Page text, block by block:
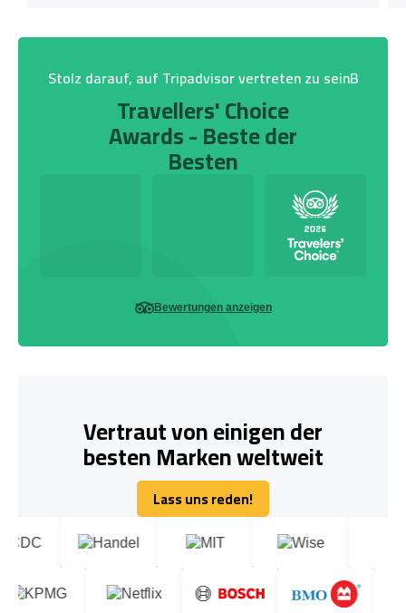
Stolz darauf, auf Tripadvisor vertreten zu seinB
Travellers' Choice
Awards - Beste der
Besten
Bewertungen anzeigen
Vertraut von einigen der
besten Marken weltweit
Lass uns reden!
Lass uns reden!